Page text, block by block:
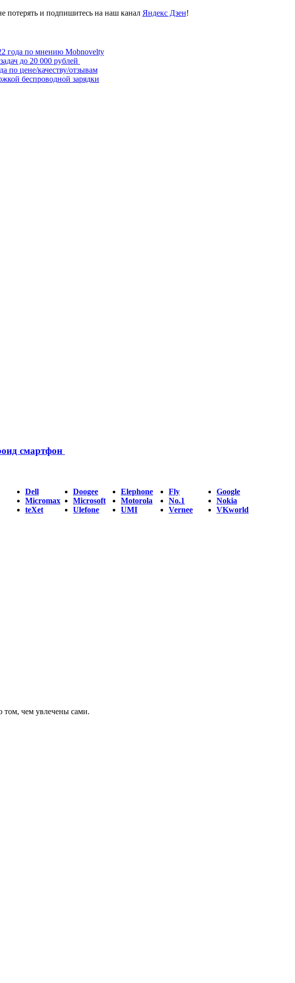
потерять и подпишитесь на наш канал Яндекс Дзен!
года по мнению Mobnovelty
до 20 000 рублей
по цене/качеству/отзывам
беспроводной зарядки
смартфон
Dell Doogee Elephone Fly
Google
Micromax Microsoft Motorola No.1
Nokia
teXet Ulefone UMI Vernee
VKworld
чем увлечены сами.